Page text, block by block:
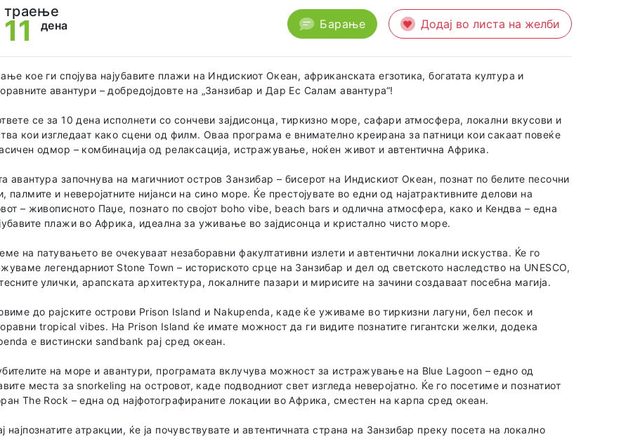
траење
11 дена Барање Додај во листа на желби
кое ги спојува најубавите плажи на Индискиот Океан, африканската егзотика, богатата култура и
авантури – добредојдовте на „Занзибар и Дар Ес Салам авантура“!
се за 10 дена исполнети со сончеви зајдисонца, тиркизно море, сафари атмосфера, локални вкусови и
кои изгледаат како сцени од филм. Оваа програма е внимателно креирана за патници кои сакаат повеќе
одмор – комбинација од релаксација, истражување, ноќен живот и автентична Африка.
авантура започнува на магичниот остров Занзибар – бисерот на Индискиот Океан, познат по белите песочни
палмите и неверојатните нијанси на сино море. Ќе престојувате во едни од најатрактивните делови на
– живописното Паџе, познато по својот boho vibe, beach bars и одлична атмосфера, како и Кендва – една
плажи во Африка, идеална за уживање во зајдисонца и кристално чисто море.
на патувањето ве очекуваат незаборавни факултативни излети и автентични локални искуства. Ќе го
легендарниот Stone Town – историското срце на Занзибар и дел од светското наследство на UNESCO,
улички, арапската архитектура, локалните пазари и мирисите на зачини создаваат посебна магија.
до рајските острови Prison Island и Nakupenda, каде ќе уживаме во тиркизни лагуни, бел песок и
tropical vibes. На Prison Island ќе имате можност да ги видите познатите гигантски желки, додека
е вистински sandbank рај сред океан.
на море и авантури, програмата вклучува можност за истражување на Blue Lagoon – едно од
места за snorkeling на островот, каде подводниот свет изгледа неверојатно. Ќе го посетиме и познатиот
The Rock – една од најфотографираните локации во Африка, сместен на карпа сред океан.
најпознатите атракции, ќе ја почувствувате и автентичната страна на Занзибар преку посета на локално